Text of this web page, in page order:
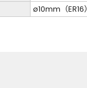
ø10mm（ER16